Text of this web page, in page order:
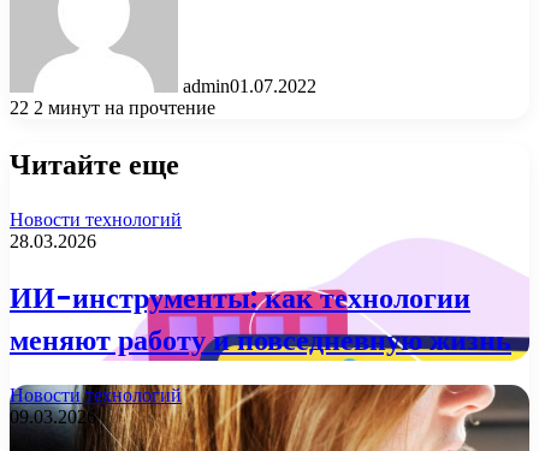
admin01.07.2022
22 2 минут на прочтение
Читайте еще
Новости технологий
28.03.2026
ИИ-инструменты: как технологии
меняют работу и повседневную жизнь
Новости технологий
09.03.2026